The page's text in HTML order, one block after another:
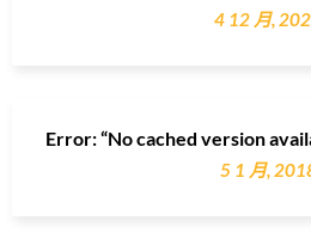
4 12 月,
Error: “No cached version
5 1 月,